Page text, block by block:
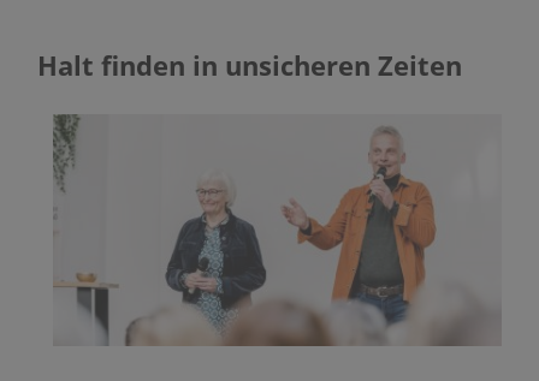
Halt finden in unsicheren Zeiten